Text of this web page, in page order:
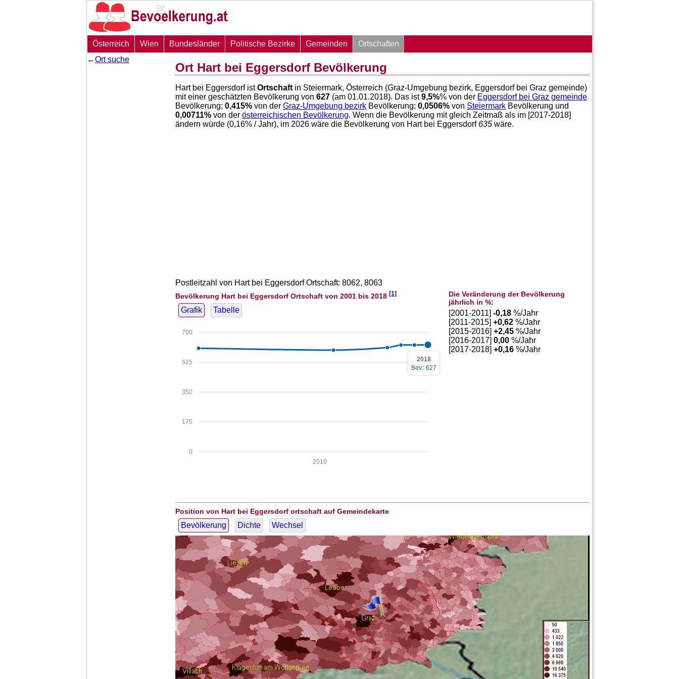
Österreich Wien Bundesländer Politische Bezirke Gemeinden
Ortschaften
←Ort suche
Ort Hart bei Eggersdorf Bevölkerung
Hart bei Eggersdorf istOrtschaft in Steiermark, Österreich (Graz-Umgebung bezirk, Eggersdorf bei Graz gemeinde)
mit einer geschätzten Bevölkerung von 627 (am 01.01.2018). Das ist9,5%% von der Eggersdorf bei Graz gemeinde
Bevölkerung; 0,415% von der Graz-Umgebung bezirk Bevölkerung; 0,0506% von Steiermark Bevölkerung und
0,00711% von der österreichischen Bevölkerung. Wenn die Bevölkerung mit gleich Zeitmaß als im [2017-2018]
ändern würde (0,16% / Jahr), im 2026 wäre die Bevölkerung von Hart bei Eggersdorf 635 wäre.
Postleitzahl von Hart bei Eggersdorf Ortschaft: 8062, 8063
Bevölkerung Hart bei Eggersdorf Ortschaft von 2001 bis 2018 [1]
Grafik Tabelle
0
175
350
525
700
2010
2018
Bev.: 627
Die Veränderung der Bevölkerung
jährlich in %:
[2001-2011]-0,18 %/Jahr
[2011-2015]+0,62 %/Jahr
[2015-2016]+2,45 %/Jahr
[2016-2017]0,00 %/Jahr
[2017-2018]+0,16 %/Jahr
Position von Hart bei Eggersdorf ortschaft auf Gemeindekarte
Bevölkerung Dichte Wechsel